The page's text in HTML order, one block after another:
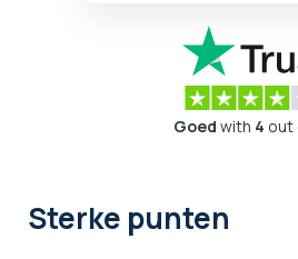
Goed with 4 out
Sterke punten